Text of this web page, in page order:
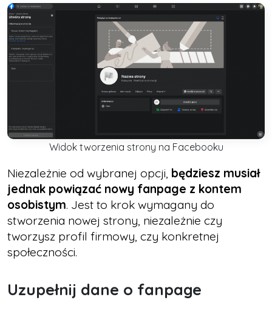
Widok tworzenia strony na Facebooku
Niezależnie od wybranej opcji, będziesz musiał
jednak powiązać nowy fanpage z kontem
osobistym. Jest to krok wymagany do
stworzenia nowej strony, niezależnie czy
tworzysz profil firmowy, czy konkretnej
społeczności.
Uzupełnij dane o fanpage